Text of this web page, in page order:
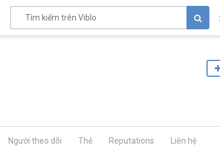
Người theo dõi Thẻ Reputations Liên hệ